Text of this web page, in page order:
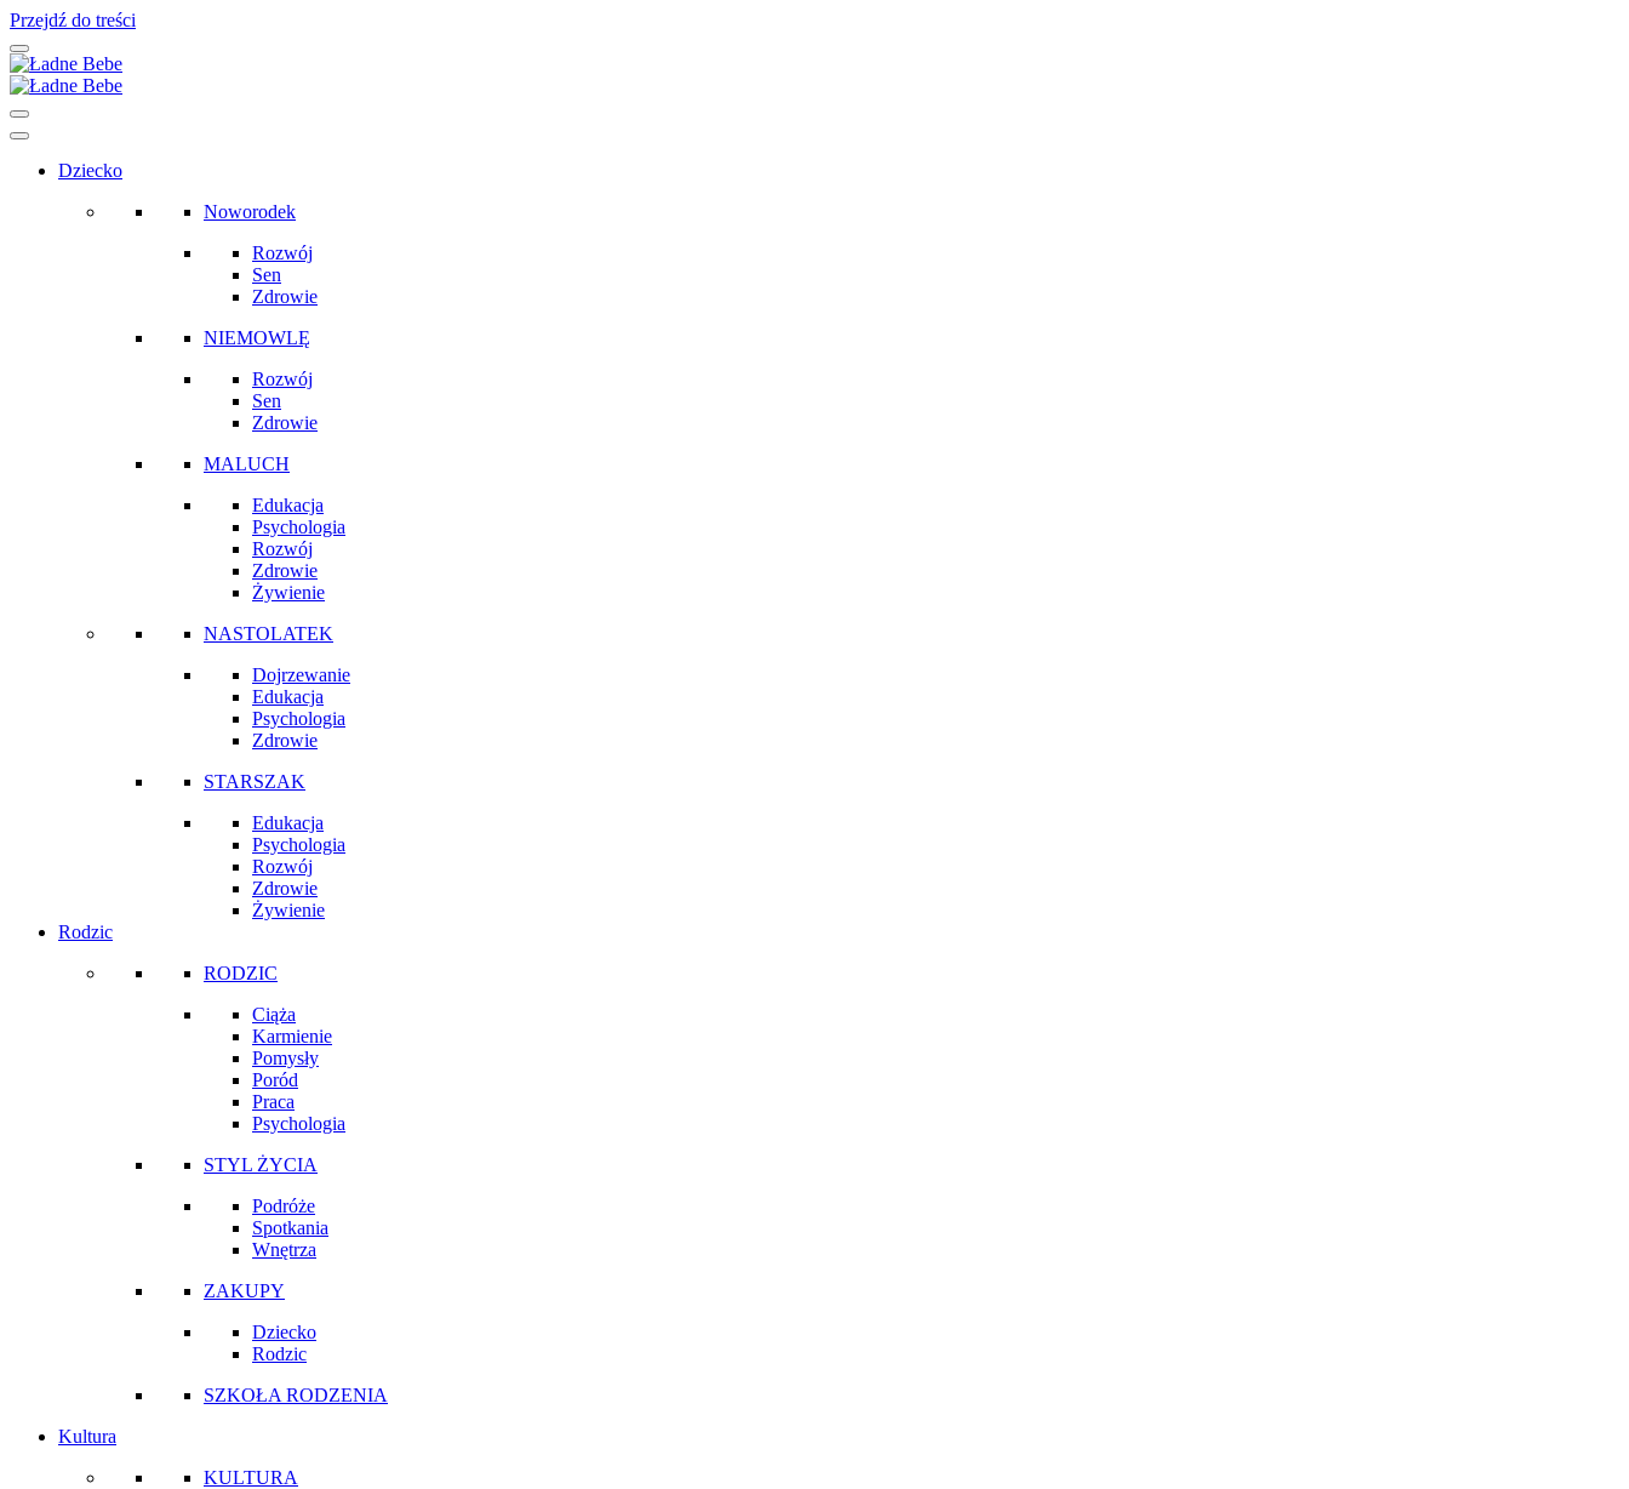
Przejdź do treści
Main
Navigation
Dziecko
Noworodek
Rozwój
Sen
Zdrowie
NIEMOWLĘ
Rozwój
Sen
Zdrowie
MALUCH
Edukacja
Psychologia
Rozwój
Zdrowie
Żywienie
NASTOLATEK
Dojrzewanie
Edukacja
Psychologia
Zdrowie
STARSZAK
Edukacja
Psychologia
Rozwój
Zdrowie
Żywienie
Rodzic
RODZIC
Ciąża
Karmienie
Pomysły
Poród
Praca
Psychologia
STYL ŻYCIA
Podróże
Spotkania
Wnętrza
ZAKUPY
Dziecko
Rodzic
SZKOŁA RODZENIA
Kultura
KULTURA